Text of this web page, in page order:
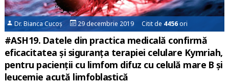
Dr. Bianca Cucoș 29 decembrie 2019 Citit de 4456ori
#ASH19. Datele din practica medicală confirmă
eficacitatea și siguranța terapiei celulare Kymriah,
pentru pacienții cu limfom difuz cu celulă mare B și
leucemie acută limfoblastică